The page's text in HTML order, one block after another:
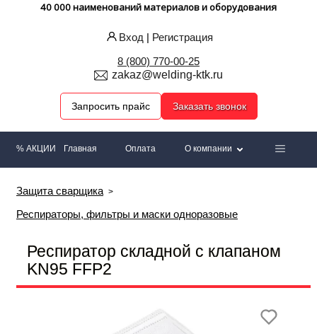
40 000 наименований материалов и оборудования
Вход | Регистрация
8 (800) 770-00-25
zakaz@welding-ktk.ru
Запросить прайс Заказать звонок
% АКЦИИ Главная Оплата О компании
Защита сварщика
Респираторы, фильтры и маски одноразовые
Респиратор складной с клапаном
KN95 FFP2